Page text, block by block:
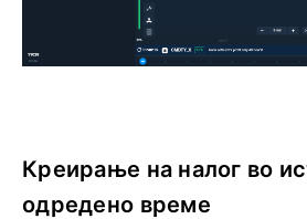
Креирање на налог во
одредено време